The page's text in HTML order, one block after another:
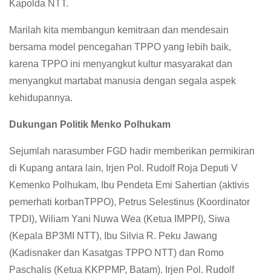
Kapolda NTT.
Marilah kita membangun kemitraan dan mendesain
bersama model pencegahan TPPO yang lebih baik,
karena TPPO ini menyangkut kultur masyarakat dan
menyangkut martabat manusia dengan segala aspek
kehidupannya.
Dukungan Politik Menko Polhukam
Sejumlah narasumber FGD hadir memberikan permikiran
di Kupang antara lain, Irjen Pol. Rudolf Roja Deputi V
Kemenko Polhukam, Ibu Pendeta Emi Sahertian (aktivis
pemerhati korbanTPPO), Petrus Selestinus (Koordinator
TPDI), Wiliam Yani Nuwa Wea (Ketua IMPPI), Siwa
(Kepala BP3MI NTT), Ibu Silvia R. Peku Jawang
(Kadisnaker dan Kasatgas TPPO NTT) dan Romo
Paschalis (Ketua KKPPMP, Batam). Irjen Pol. Rudolf